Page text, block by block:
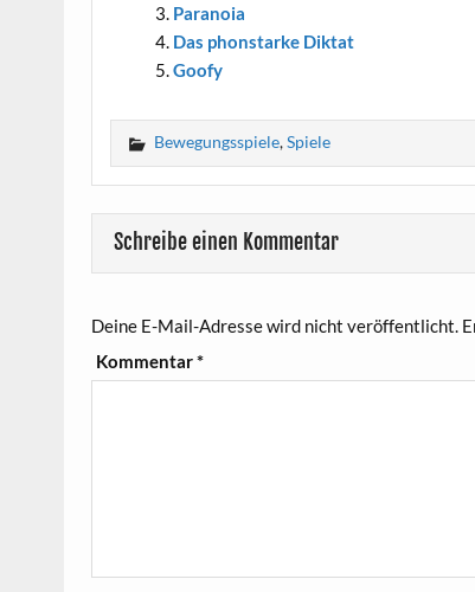
Para­noia
Das phon­star­ke Diktat
Goofy
Bewegungsspiele,Spiele
Schreibe einen Kommentar
Deine E-Mail-Adresse wird nicht veröffentlicht.
Kommentar*